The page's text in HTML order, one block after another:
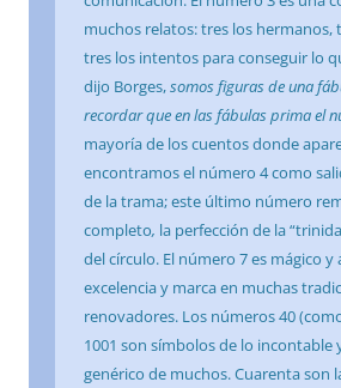
muchos relatos: tres los hermanos,
tres los intentos para conseguir lo
dijo Borges,somos figuras de una
recordar que en las fábulas prima el
mayoría de los cuentos donde
encontramos el número 4 como
de la trama; este último número
completo, la perfección de la
del círculo. El número 7 es mágico
excelencia y marca en muchas
renovadores. Los números 40
1001 son símbolos de lo incontable
genérico de muchos. Cuarenta son